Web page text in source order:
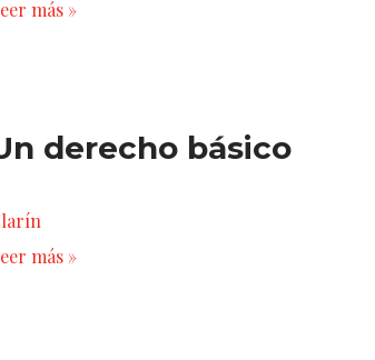
más »
derecho básico
más »